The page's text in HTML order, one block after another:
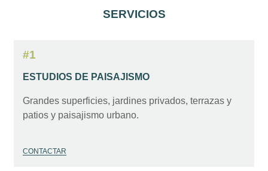
SERVICIOS
#1
ESTUDIOS DE PAISAJISMO
Grandes superficies, jardines privados, terrazas y
patios y paisajismo urbano.
CONTACTAR